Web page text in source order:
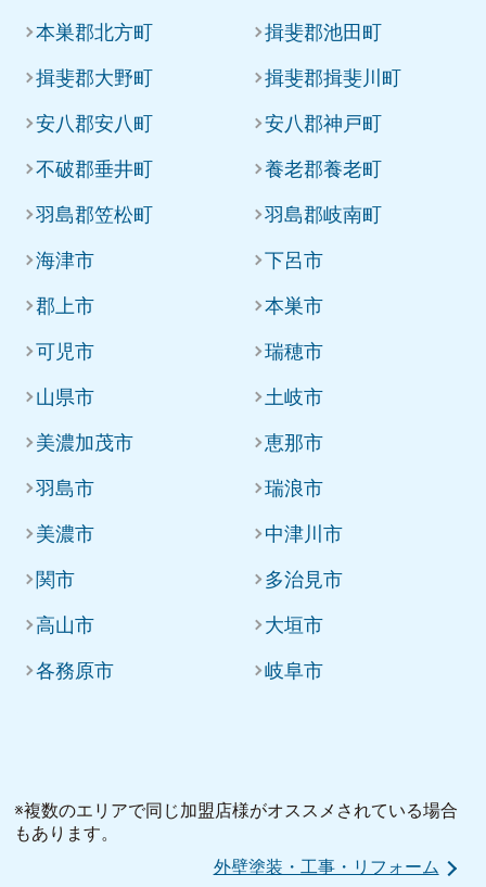
本巣郡北方町 揖斐郡池田町
揖斐郡大野町 揖斐郡揖斐川町
安八郡安八町 安八郡神戸町
不破郡垂井町 養老郡養老町
羽島郡笠松町 羽島郡岐南町
海津市 下呂市
郡上市 本巣市
可児市 瑞穂市
山県市 土岐市
美濃加茂市 恵那市
羽島市 瑞浪市
美濃市 中津川市
関市 多治見市
高山市 大垣市
各務原市 岐阜市
※複数のエリアで同じ加盟店様がオススメされている場合
もあります。
外壁塗装・工事・リフォーム